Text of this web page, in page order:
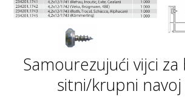
Samourezujući vijci za
sitni/krupni navoj